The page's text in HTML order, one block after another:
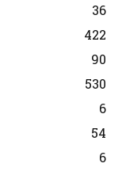
36
422
90
530
6
54
6